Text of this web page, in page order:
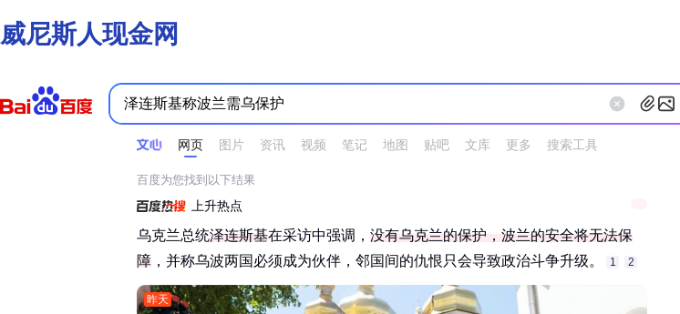
威尼斯人现金网
网页 图片 资讯 视频 笔记 地图 贴吧 文库 更多 搜索工具
时间不限 所有网页和文件 站点内检索
百度为您找到以下结果
上升热点
乌克兰总统泽连斯基在采访中强调， 没有乌克兰的保护，波兰的安全将无法保
障 ，并称乌波两国必须成为伙伴，邻国间的仇恨只会导致政治斗争升级。‌‌ 1 2
昨天